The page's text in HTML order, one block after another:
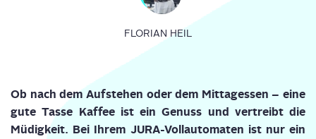
FLORIAN HEIL
Ob nach dem Auf­ste­hen oder dem Mit­tag­essen – eine
gute Tas­se Kaf­fee ist ein Genuss und ver­treibt die
Müdig­keit. Bei Ihrem JURA-Voll­au­to­ma­ten ist nur ein